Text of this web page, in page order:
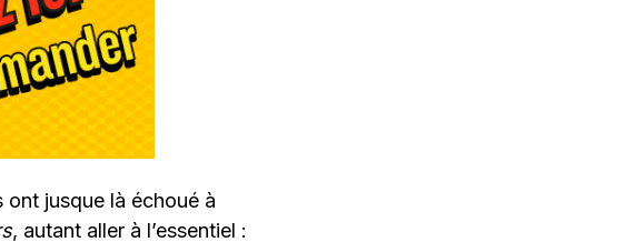
jusque là échoué à
, autant aller à l’essentiel :